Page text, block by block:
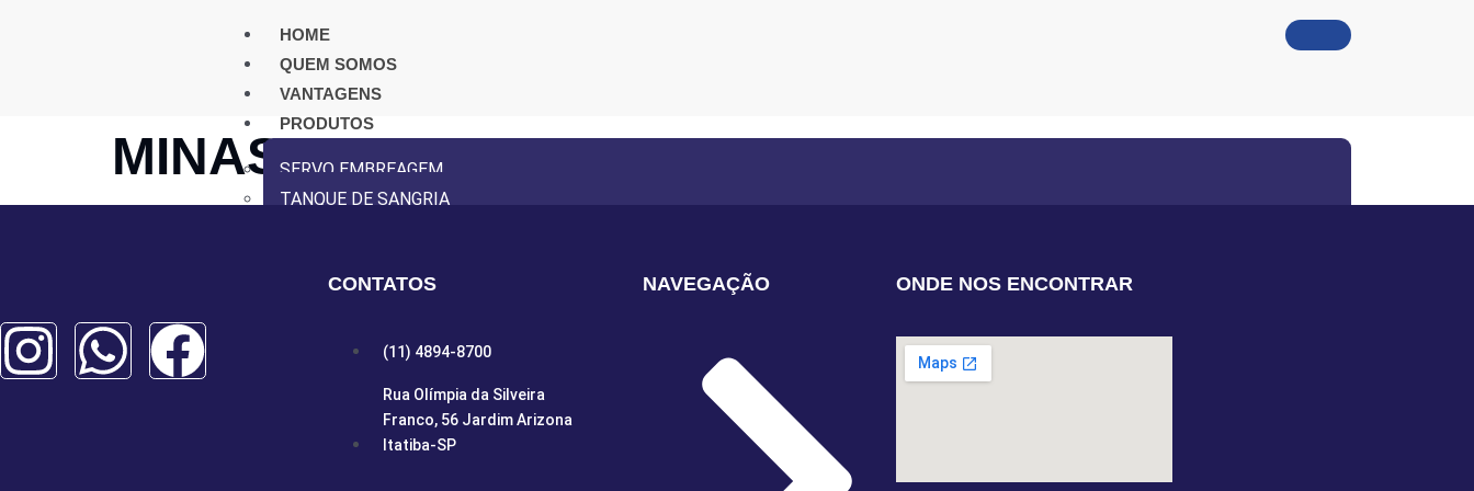
HOME
QUEM SOMOS
VANTAGENS
PRODUTOS
SERVO EMBREAGEM
TANQUE DE SANGRIA
DISTRIBUIDORES
MINAS PEÇAS
CONTATOS
(11) 4894-8700
Rua Olímpia da Silveira
Franco, 56 Jardim Arizona
Itatiba-SP
NAVEGAÇÃO ONDE NOS ENCONTRAR